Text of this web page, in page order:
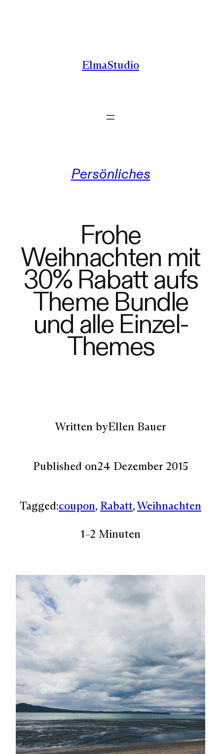
ElmaStudio
Persönliches
Frohe
Weihnachten mit
30% Rabatt aufs
Theme Bundle
und alle Einzel-
Themes
Written byEllen Bauer
Published on24 Dezember 2015
Tagged:coupon, Rabatt, Weihnachten
1–2 Minuten